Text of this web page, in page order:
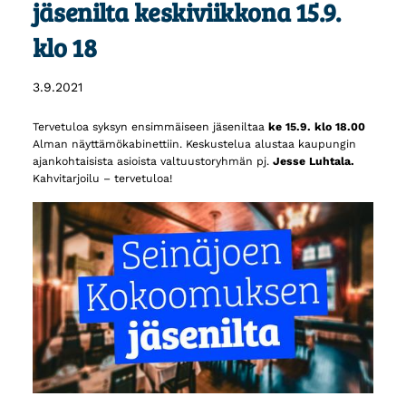
jäsenilta keskiviikkona 15.9.
klo 18
3.9.2021
Tervetuloa syksyn ensimmäiseen jäseniltaa ke 15.9. klo 18.00
Alman näyttämökabinettiin. Keskustelua alustaa kaupungin
ajankohtaisista asioista valtuustoryhmän pj. Jesse Luhtala.
Kahvitarjoilu – tervetuloa!